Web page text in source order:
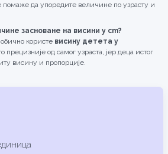
помаже да упоредите величине по узрасту и
засноване на висини у cm?
користе висину детета у
прецизније од самог узраста, јер деца истог
висину и пропорције.